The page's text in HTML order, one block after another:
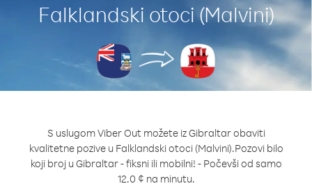
Falklandski otoci (Malvini)
S uslugom Viber Out možete iz Gibraltar obaviti
kvalitetne pozive u Falklandski otoci (Malvini).Pozovi bilo
koji broj u Gibraltar - fiksni ili mobilni! - Počevši od samo
12.0 ¢ na minutu.